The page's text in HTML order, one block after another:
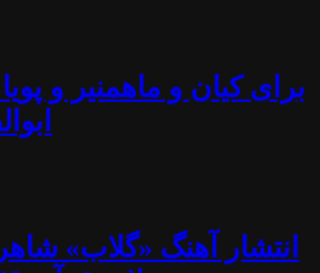
برای کیان و ماهمنیر و
انتشار آهنگ «گلاب»